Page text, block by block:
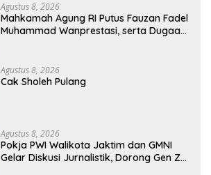
Agustus 8, 2026
Mahkamah Agung RI Putus Fauzan Fadel
Muhammad Wanprestasi, serta Dugaan
Agustus 8, 2026
Cak Sholeh Pulang
Agustus 8, 2026
Pokja PWI Walikota Jaktim dan GMNI
Gelar Diskusi Jurnalistik, Dorong Gen Z